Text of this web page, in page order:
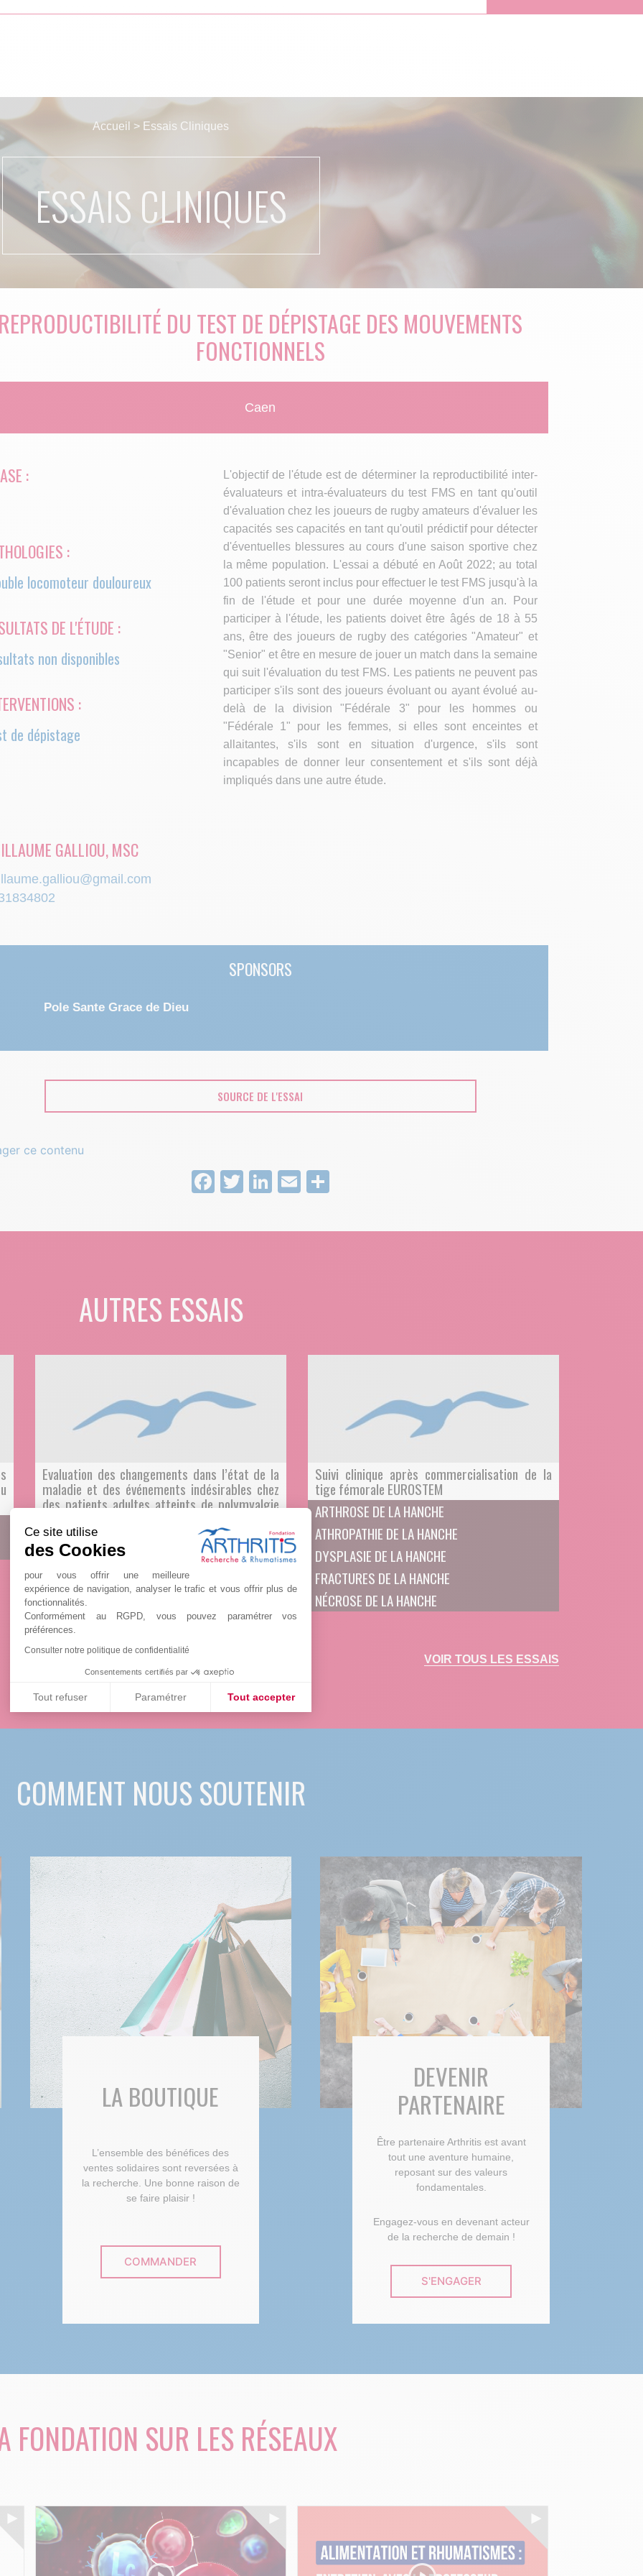
Ce site utilise
des Cookies
pour vous offrir une meilleure
expérience de navigation, analyser le trafic et vous offrir plus de
fonctionnalités.
Conformément au RGPD, vous pouvez paramétrer vos
préférences.
Consulter notre politique de confidentialité
Consentements certifiés par
Tout refuser Paramétrer Tout accepter
Accueil > Essais Cliniques
ESSAIS CLINIQUES
DU TEST DE DÉPISTAGE DES MOUVEMENTS
FONCTIONNELS
Caen
:
:
locomoteur douloureux
DE L'ÉTUDE :
non disponibles
:
de dépistage
L'objectif de l'étude est de déterminer la reproductibilité inter-
évaluateurs et intra-évaluateurs du test FMS en tant qu'outil
d'évaluation chez les joueurs de rugby amateurs d'évaluer les
capacités ses capacités en tant qu'outil prédictif pour détecter
d'éventuelles blessures au cours d'une saison sportive chez
la même population. L'essai a débuté en Août 2022; au total
100 patients seront inclus pour effectuer le test FMS jusqu'à la
fin de l'étude et pour une durée moyenne d'un an. Pour
participer à l'étude, les patients doivet être âgés de 18 à 55
ans, être des joueurs de rugby des catégories "Amateur" et
"Senior" et être en mesure de jouer un match dans la semaine
qui suit l'évaluation du test FMS. Les patients ne peuvent pas
participer s'ils sont des joueurs évoluant ou ayant évolué au-
delà de la division "Fédérale 3" pour les hommes ou
"Fédérale 1" pour les femmes, si elles sont enceintes et
allaitantes, s'ils sont en situation d'urgence, s'ils sont
incapables de donner leur consentement et s'ils sont déjà
impliqués dans une autre étude.
GALLIOU, MSC
SPONSORS
Pole Sante Grace de Dieu
SOURCE DE L'ESSAI
ce contenu
Facebook
Twitter
LinkedIn
EmailPartager
AUTRES ESSAIS
Evaluation des changements dans l’état de la
maladie et des événements indésirables chez
des patients adultes atteints de polymyalgie
traitement aux glucocorticoïdes et recevant
des injections sous-cutanées d’ABBV-154
LA POLYMYALGIE RHUMATISMALE
Suivi clinique après commercialisation de la
tige fémorale EUROSTEM
ARTHROSE DE LA HANCHE
ATHROPATHIE DE LA HANCHE
DYSPLASIE DE LA HANCHE
FRACTURES DE LA HANCHE
NÉCROSE DE LA HANCHE
VOIR TOUS LES ESSAIS
COMMENT NOUS SOUTENIR
LA BOUTIQUE
L’ensemble des bénéfices des
ventes solidaires sont reversées à
la recherche. Une bonne raison de
se faire plaisir !
COMMANDER
DEVENIR
PARTENAIRE
Être partenaire Arthritis est avant
tout une aventure humaine,
reposant sur des valeurs
fondamentales.
Engagez-vous en devenant acteur
de la recherche de demain !
S'ENGAGER
FONDATION SUR LES RÉSEAUX